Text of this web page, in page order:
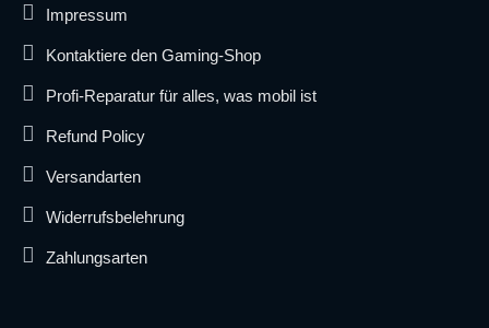
Impressum
Kontaktiere den Gaming-Shop
Profi-Reparatur für alles, was mobil ist
Refund Policy
Versandarten
Widerrufsbelehrung
Zahlungsarten